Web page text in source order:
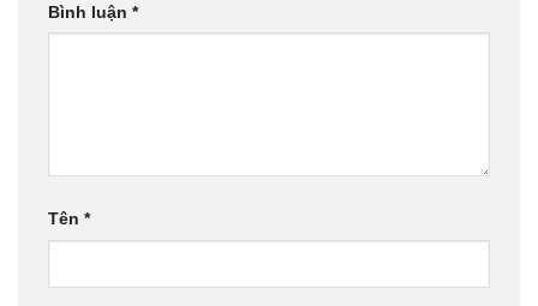
Bình luận *
Tên *